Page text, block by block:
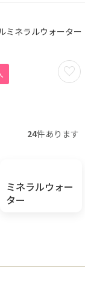
ミネラルウォーター
お気
24件あります
ミネラルウォー
ター